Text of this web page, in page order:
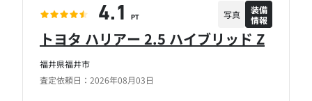
福井県福井市
査定依頼日：2026年08月03日
トヨタ ハリアー 2.5 ハイブリッド Z
4.1 PT 写真
装備
情報